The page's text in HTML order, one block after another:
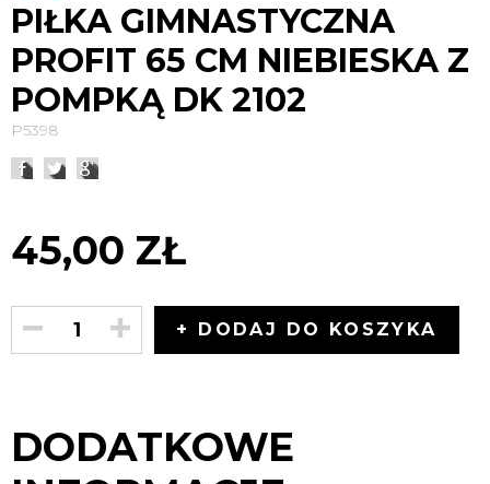
PIŁKA GIMNASTYCZNA
PROFIT 65 CM NIEBIESKA Z
POMPKĄ DK 2102
P5398
45,00 ZŁ
+ DODAJ DO KOSZYKA
DODATKOWE